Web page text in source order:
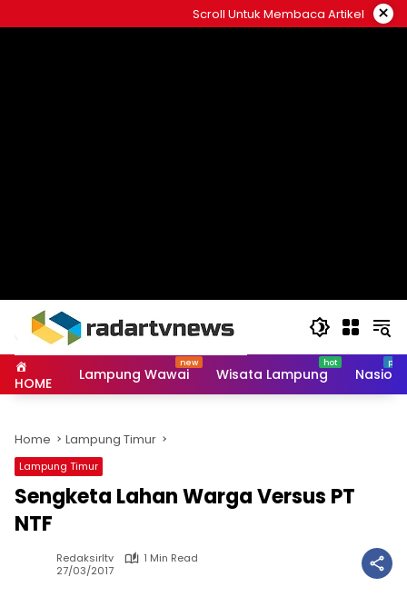
to
Scroll Untuk Membaca Artikel ×
HOME Lampung Wawai Wisata Lampung
Home Lampung Timur
Lampung Timur
Sengketa Lahan Warga Versus PT
NTF
Redaksirltv
1 Min Read
27/03/2017